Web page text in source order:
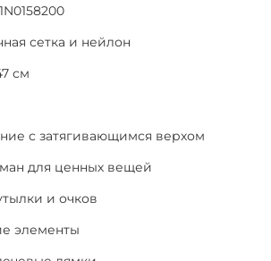
сетка и нейлон
см
с затягивающимся верхом
для ценных вещей
и очков
элементы